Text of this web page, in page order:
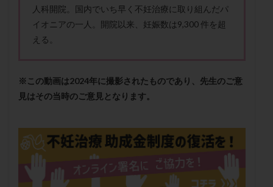
人科開院。国内でいち早く不妊治療に取り組んだパ
イオニアの一人。開院以来、妊娠数は9,300 件を超
える。
※この動画は2024年に撮影されたものであり、先生のご意
見はその当時のご意見となります。
前核期凍結
副作用 化学流産
医療保険
卵の数
卵巣
卵巣の吊り上げ 卵巣刺激
卵巣嚢腫
卵巣多孔
卵巣年齢 卵巣機能
卵管切除
卵管卵巣膿瘍 卵管水腫
卵管狭窄
卵管留血症
卵管通水 卵管造影
卵管造影検査
卵管閉塞
卵胞 卵質 原因不明
双子